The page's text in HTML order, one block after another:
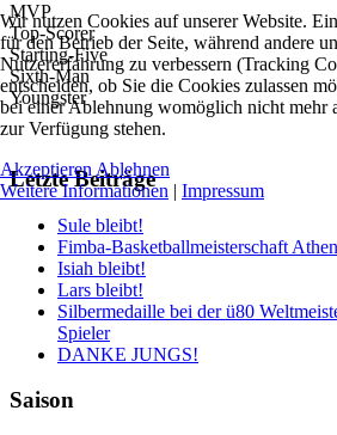
MVP
Top-Scorer
Starting-Five
Sixth-Man
Youngster
Letzte Beiträge
Sule bleibt!
Fimba-Basketballmeisterschaft Athen
Isiah bleibt!
Lars bleibt!
Silbermedaille bei der ü80
Spieler
DANKE JUNGS!
Saison
Wir nutzen Cookies auf unserer Website.
für den Betrieb der Seite, während andere
Nutzererfahrung zu verbessern (Tracking
entscheiden, ob Sie die Cookies zulassen
bei einer Ablehnung womöglich nicht mehr
zur Verfügung stehen.
Akzeptieren Ablehnen
Weitere Informationen | Impressum